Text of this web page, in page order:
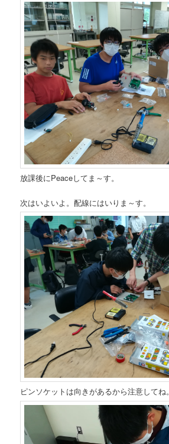
放課後にPeaceしてま～す。
次はいよいよ。配線にはいりま～す。
ピンソケットは向きがあるから注意してね。